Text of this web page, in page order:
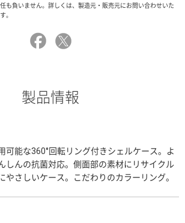
も負いません。詳しくは、製造元・販売元にお問い合わせいた
。
製品情報
可能な360°回転リング付きシェルケース。よ
しんの抗菌対応。側面部の素材にリサイクル
やさしいケース。こだわりのカラーリング。